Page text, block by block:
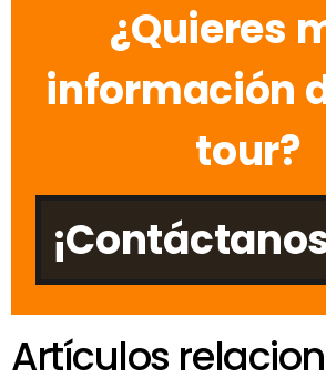
¿Quieres
información
tour?
Artículos